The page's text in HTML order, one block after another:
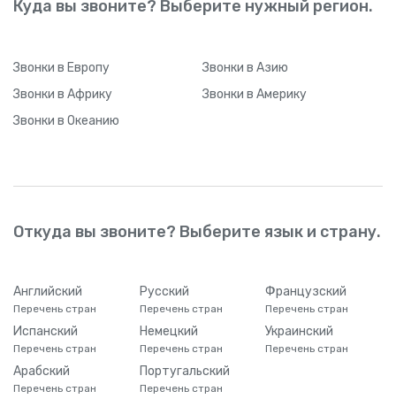
Куда вы звоните? Выберите нужный регион.
Звонки в Европу Звонки в Азию
Звонки в Африку Звонки в Америку
Звонки в Океанию
Откуда вы звоните? Выберите язык и страну.
Английский
Перечень стран
Русский
Перечень стран
Французский
Перечень стран
Испанский
Перечень стран
Немецкий
Перечень стран
Украинский
Перечень стран
Арабский
Перечень стран
Португальский
Перечень стран